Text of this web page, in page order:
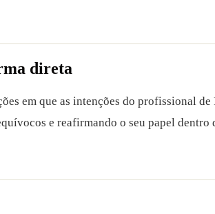
direta
em que as intenções do profissional
e reafirmando o seu papel